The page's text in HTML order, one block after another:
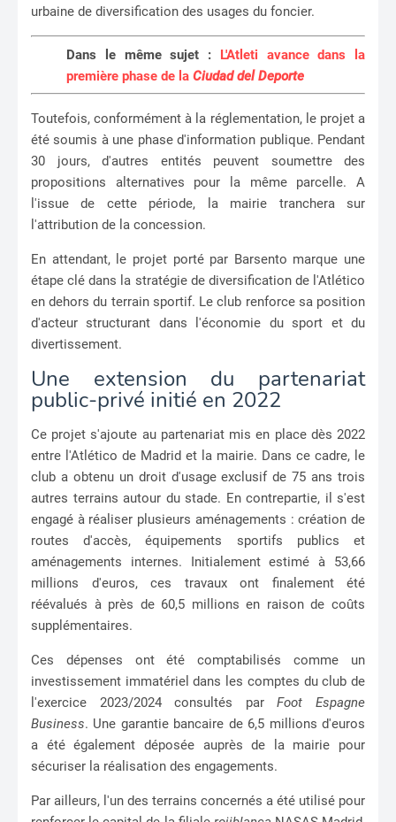
urbaine de diversification des usages du foncier.
Dans le même sujet : L'Atleti avance dans la
première phase de la Ciudad del Deporte
Toutefois, conformément à la réglementation, le projet a
été soumis à une phase d'information publique. Pendant
30 jours, d'autres entités peuvent soumettre des
propositions alternatives pour la même parcelle. A
l'issue de cette période, la mairie tranchera sur
l'attribution de la concession.
En attendant, le projet porté par Barsento marque une
étape clé dans la stratégie de diversification de l'Atlético
en dehors du terrain sportif. Le club renforce sa position
d'acteur structurant dans l'économie du sport et du
divertissement.
Une extension du partenariat
public-privé initié en 2022
Ce projet s'ajoute au partenariat mis en place dès 2022
entre l'Atlético de Madrid et la mairie. Dans ce cadre, le
club a obtenu un droit d'usage exclusif de 75 ans trois
autres terrains autour du stade. En contrepartie, il s'est
engagé à réaliser plusieurs aménagements : création de
routes d'accès, équipements sportifs publics et
aménagements internes. Initialement estimé à 53,66
millions d'euros, ces travaux ont finalement été
réévalués à près de 60,5 millions en raison de coûts
supplémentaires.
Ces dépenses ont été comptabilisés comme un
investissement immatériel dans les comptes du club de
l'exercice 2023/2024 consultés parFoot Espagne
Business. Une garantie bancaire de 6,5 millions d'euros
a été également déposée auprès de la mairie pour
sécuriser la réalisation des engagements.
Par ailleurs, l'un des terrains concernés a été utilisé pour